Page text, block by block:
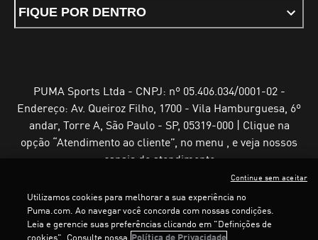
FIQUE POR DENTRO
PUMA Sports Ltda - CNPJ: nº 05.406.034/0001-02 -
Endereço: Av. Queiroz Filho, 1700 - Vila Hamburguesa, 6º
andar, Torre A, São Paulo - SP, 05319-000 | Clique na
opção “Atendimento ao cliente”, no menu , e veja nossos
canais de atendimento
Termos e Condições de UsoPolítica de Privacidade
Utilizamos cookies para melhorar a sua experiência no
Puma.com. Ao navegar você concorda com nossas condições.
Leia e gerencie suas preferências clicando em "Definições de
cookies". Consulte nossa Política de Privacidade
Continue sem aceitar